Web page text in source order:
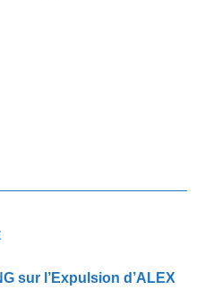
sur l’Expulsion d’ALEX